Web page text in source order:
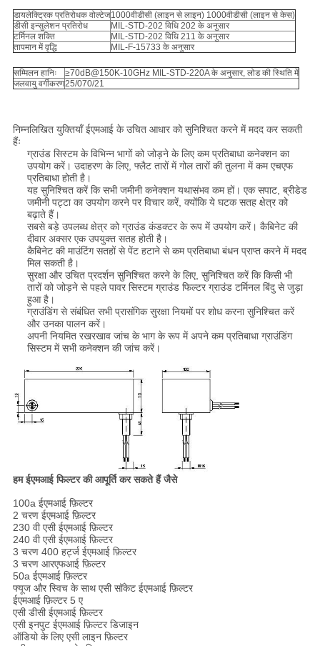
डायलेक्ट्रिक प्रतिरोधक वोल्टेज1000वीडीसी (लाइन से लाइन) 1000वीडीसी (लाइन से केस)
डीसी इन्सुलेशन प्रतिरोध
MIL-STD-202 विधि 202 के अनुसार
टर्मिनल शक्ति
MIL-STD-202 विधि 211 के अनुसार
तापमान में वृद्धि
MIL-F-15733 के अनुसार
सम्मिलन हानिः
≥70dB@150K-10GHz MIL-STD-220A के अनुसार, लोड की स्थिति में
जलवायु वर्गीकरण25/070/21
निम्नलिखित युक्तियाँ ईएमआई के उचित आधार को सुनिश्चित करने में मदद कर सकती
हैंः
ग्राउंड सिस्टम के विभिन्न भागों को जोड़ने के लिए कम प्रतिबाधा कनेक्शन का
उपयोग करें। उदाहरण के लिए, फ्लैट तारों में गोल तारों की तुलना में कम एचएफ
प्रतिबाधा होती है।
यह सुनिश्चित करें कि सभी जमीनी कनेक्शन यथासंभव कम हों। एक सपाट, ब्रीडेड
जमीनी पट्टा का उपयोग करने पर विचार करें, क्योंकि ये घटक सतह क्षेत्र को
बढ़ाते हैं।
सबसे बड़े उपलब्ध क्षेत्र को ग्राउंड कंडक्टर के रूप में उपयोग करें। कैबिनेट की
दीवार अक्सर एक उपयुक्त सतह होती है।
कैबिनेट की माउंटिंग सतहों से पेंट हटाने से कम प्रतिबाधा बंधन प्राप्त करने में मदद
मिल सकती है।
सुरक्षा और उचित प्रदर्शन सुनिश्चित करने के लिए, सुनिश्चित करें कि किसी भी
तारों को जोड़ने से पहले पावर सिस्टम ग्राउंड फिल्टर ग्राउंड टर्मिनल बिंदु से जुड़ा
हुआ है।
ग्राउंडिंग से संबंधित सभी प्रासंगिक सुरक्षा नियमों पर शोध करना सुनिश्चित करें
और उनका पालन करें।
अपनी नियमित रखरखाव जांच के भाग के रूप में अपने कम प्रतिबाधा ग्राउंडिंग
सिस्टम में सभी कनेक्शन की जांच करें।
हम ईएमआई फिल्टर की आपूर्ति कर सकते हैं जैसे
100a ईएमआई फ़िल्टर
2 चरण ईएमआई फ़िल्टर
230 वी एसी ईएमआई फ़िल्टर
240 वी एसी ईएमआई फ़िल्टर
3 चरण 400 हर्ट्ज ईएमआई फ़िल्टर
3 चरण आरएफआई फ़िल्टर
50a ईएमआई फ़िल्टर
फ्यूज और स्विच के साथ एसी सॉकेट ईएमआई फ़िल्टर
ईएमआई फ़िल्टर 5 ए
एसी डीसी ईएमआई फ़िल्टर
एसी इनपुट ईएमआई फ़िल्टर डिजाइन
ऑडियो के लिए एसी लाइन फ़िल्टर